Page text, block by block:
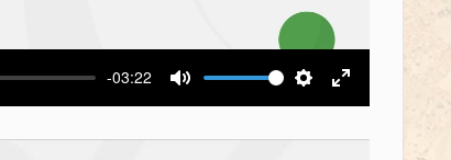
-03:22
Выключить звукНастройки
На весь экран